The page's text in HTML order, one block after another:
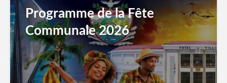
Programme de la Fête
Communale 2026